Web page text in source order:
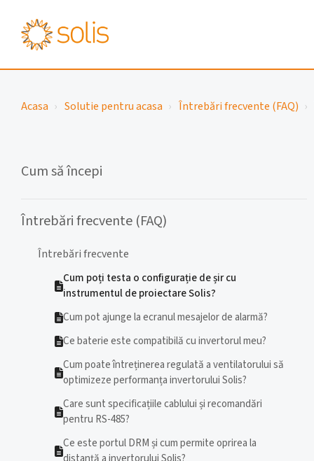
Acasa Solutie pentru acasa Întrebări frecvente (FAQ)
Cum să începi
Întrebări frecvente (FAQ)
Întrebări frecvente
Cum poți testa o configurație de șir cu
instrumentul de proiectare Solis?
Cum pot ajunge la ecranul mesajelor de alarmă?
Ce baterie este compatibilă cu invertorul meu?
Cum poate întreținerea regulată a ventilatorului să
optimizeze performanța invertorului Solis?
Care sunt specificațiile cablului și recomandări
pentru RS-485?
Ce este portul DRM și cum permite oprirea la